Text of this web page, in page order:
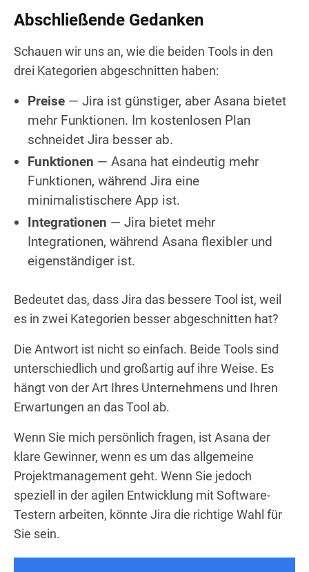
Abschließende Gedanken
Schauen wir uns an, wie die beiden Tools in den
drei Kategorien abgeschnitten haben:
Preise — Jira ist günstiger, aber Asana bietet
mehr Funktionen. Im kostenlosen Plan
schneidet Jira besser ab.
Funktionen — Asana hat eindeutig mehr
Funktionen, während Jira eine
minimalistischere App ist.
Integrationen — Jira bietet mehr
Integrationen, während Asana flexibler und
eigenständiger ist.
Bedeutet das, dass Jira das bessere Tool ist, weil
es in zwei Kategorien besser abgeschnitten hat?
Die Antwort ist nicht so einfach. Beide Tools sind
unterschiedlich und großartig auf ihre Weise. Es
hängt von der Art Ihres Unternehmens und Ihren
Erwartungen an das Tool ab.
Wenn Sie mich persönlich fragen, ist Asana der
klare Gewinner, wenn es um das allgemeine
Projektmanagement geht. Wenn Sie jedoch
speziell in der agilen Entwicklung mit Software-
Testern arbeiten, könnte Jira die richtige Wahl für
Sie sein.